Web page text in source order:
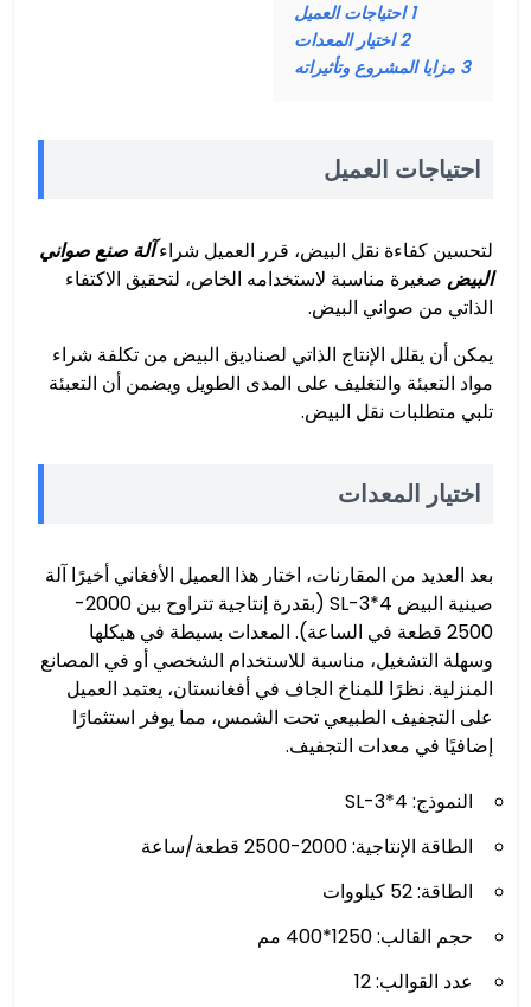
1 احتياجات العميل
2 اختيار المعدات
3 مزايا المشروع وتأثيراته
احتياجات العميل
لتحسين كفاءة نقل البيض، قرر العميل شراءآلة صنع صواني
البيض صغيرة مناسبة لاستخدامه الخاص، لتحقيق الاكتفاء
الذاتي من صواني البيض.
يمكن أن يقلل الإنتاج الذاتي لصناديق البيض من تكلفة شراء
مواد التعبئة والتغليف على المدى الطويل ويضمن أن التعبئة
تلبي متطلبات نقل البيض.
اختيار المعدات
بعد العديد من المقارنات، اختار هذا العميل الأفغاني أخيرًا آلة
صينية البيض SL-3*4 (بقدرة إنتاجية تتراوح بين 2000-
2500 قطعة في الساعة). المعدات بسيطة في هيكلها
وسهلة التشغيل، مناسبة للاستخدام الشخصي أو في المصانع
المنزلية. نظرًا للمناخ الجاف في أفغانستان، يعتمد العميل
على التجفيف الطبيعي تحت الشمس، مما يوفر استثمارًا
إضافيًا في معدات التجفيف.
النموذج: SL-3*4
الطاقة الإنتاجية: 2000-2500 قطعة/ساعة
الطاقة: 52 كيلووات
حجم القالب: 1250*400 مم
عدد القوالب: 12